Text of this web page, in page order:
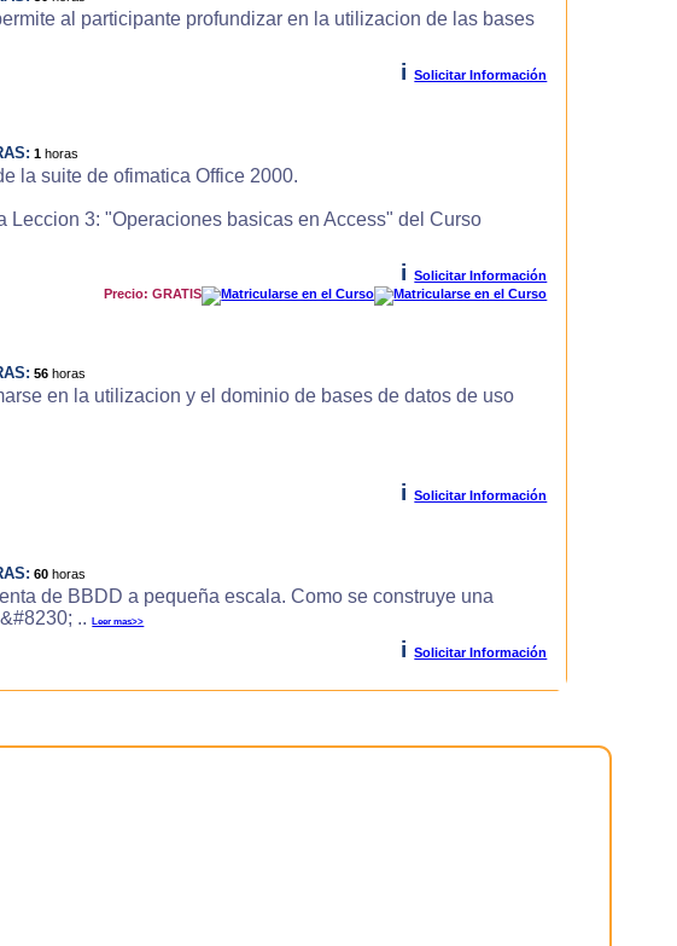
al participante profundizar en la utilizacion de las bases
i Solicitar Información
1 horas
la suite de ofimatica Office 2000.
Leccion 3: "Operaciones basicas en Access" del Curso
i
Solicitar Información
Precio: GRATIS
56 horas
en la utilizacion y el dominio de bases de datos de uso
i Solicitar Información
60 horas
de BBDD a pequeña escala. Como se construye una
..Leer mas>>
i Solicitar Información